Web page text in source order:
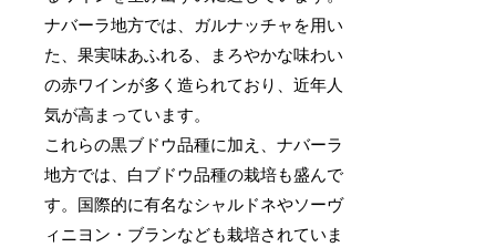
ナバーラ地方では、ガルナッチャを用い
た、果実味あふれる、まろやかな味わい
の赤ワインが多く造られており、近年人
気が高まっています。
これらの黒ブドウ品種に加え、ナバーラ
地方では、白ブドウ品種の栽培も盛んで
す。国際的に有名なシャルドネやソーヴ
ィニヨン・ブランなども栽培されていま